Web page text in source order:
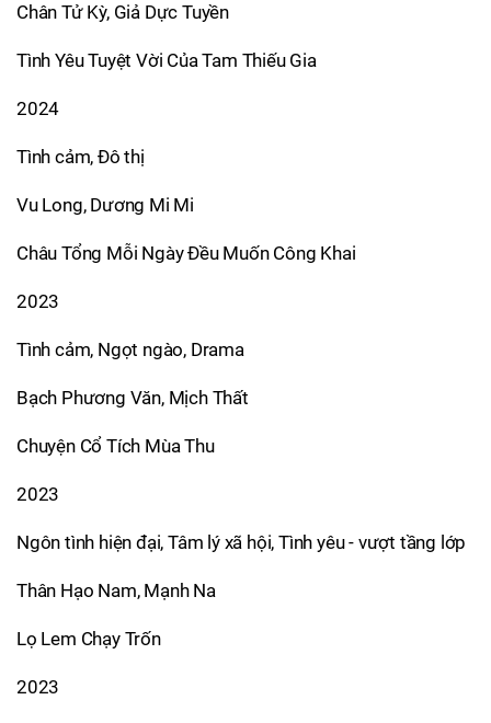
Chân Tử Kỳ, Giả Dực Tuyền
Tình Yêu Tuyệt Vời Của Tam Thiếu Gia
2024
Tình cảm, Đô thị
Vu Long, Dương Mi Mi
Châu Tổng Mỗi Ngày Đều Muốn Công Khai
2023
Tình cảm, Ngọt ngào, Drama
Bạch Phương Văn, Mịch Thất
Chuyện Cổ Tích Mùa Thu
2023
Ngôn tình hiện đại, Tâm lý xã hội, Tình yêu - vượt tầng lớp
Thân Hạo Nam, Mạnh Na
Lọ Lem Chạy Trốn
2023